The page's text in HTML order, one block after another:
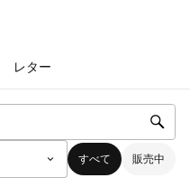
レター
すべて 販売中